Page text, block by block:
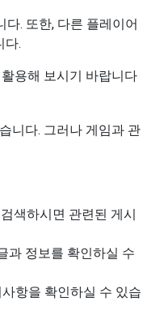
. 또한, 다른 플레이어
다.
용해 보시기 바랍니다
니다. 그러나 게임과 관
색하시면 관련된 게시
과 정보를 확인하실 수
항을 확인하실 수 있습